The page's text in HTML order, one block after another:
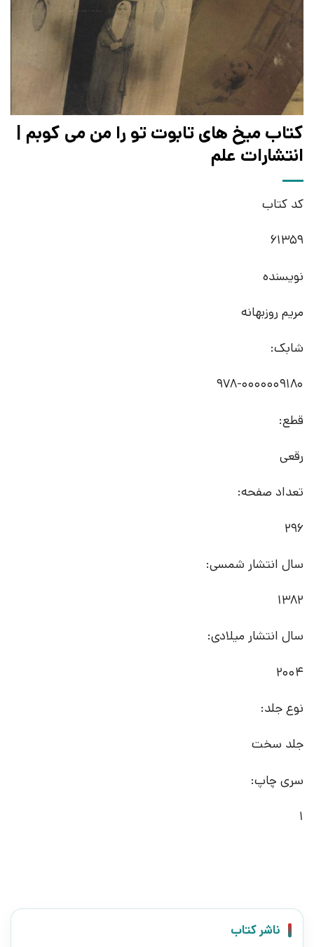
کتاب میخ های تابوت تو را من می کوبم |
انتشارات علم
کد کتاب
61359
نویسنده
مریم روزبهانه
شابک:
978-0000009180
قطع:
رقعی
تعداد صفحه:
296
سال انتشار شمسی:
1382
سال انتشار میلادی:
2004
نوع جلد:
جلد سخت
سری چاپ:
1
ناشر کتاب